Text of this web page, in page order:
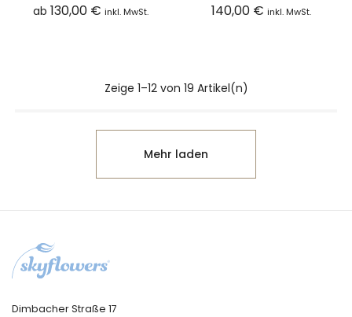
ab130,00 € inkl. MwSt. 140,00 € inkl. MwSt.
Zeige 1–12 von 19 Artikel(n)
Mehr laden
Dimbacher Straße 17